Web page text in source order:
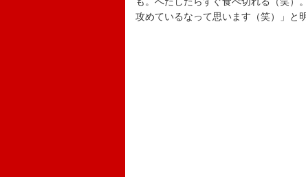
攻めているなって思います（笑）」と